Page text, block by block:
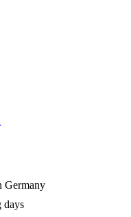
Germany
days